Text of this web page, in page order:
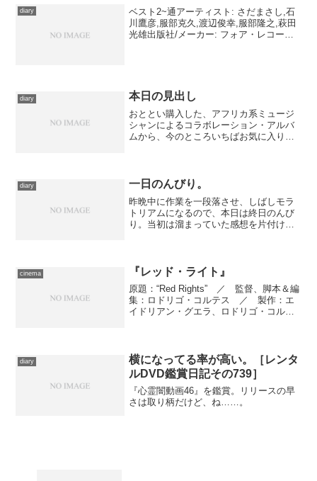
をお祈りします。
diary
ベスト2~通アーティスト: さだまさし,石
川鷹彦,服部克久,渡辺俊幸,服部隆之,萩田
光雄出版社/メーカー: フォア・レコード
diary 本日の見出し
おととい購入した、アフリカ系ミュージ
シャンによるコラボレーション・アルバ
ムから、今のところいちばお気に入りの
思われる作りですが、しか...
diary 一日のんびり。
昨晩中に作業を一段落させ、しばしモラ
トリアムになるので、本日は終日のんび
り。当初は溜まっていた感想を片付ける
漫画も、これでどうにか...
cinema 『レッド・ライト』
原題：“Red Rights” ／ 監督、脚本＆編
集：ロドリゴ・コルテス ／ 製作：エ
イドリアン・グエラ、ロドリゴ・コルテ
ネス ／ ...
diary
横になってる率が高い。［レンタ
ルDVD鑑賞日記その739］
『心霊闇動画46』を鑑賞。リリースの早
さは取り柄だけど、ね……。